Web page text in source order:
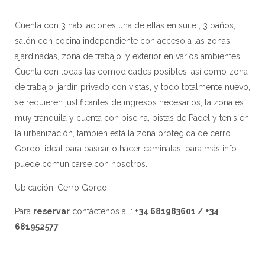
Cuenta con 3 habitaciones una de ellas en suite , 3 baños,
salón con cocina independiente con acceso a las zonas
ajardinadas, zona de trabajo, y exterior en varios ambientes.
Cuenta con todas las comodidades posibles, así como zona
de trabajo, jardín privado con vistas, y todo totalmente nuevo,
se requieren justificantes de ingresos necesarios, la zona es
muy tranquila y cuenta con piscina, pistas de Padel y tenis en
la urbanización, también está la zona protegida de cerro
Gordo, ideal para pasear o hacer caminatas, para más info
puede comunicarse con nosotros.
Ubicación: Cerro Gordo
Para reservarcontáctenos al : +34 681983601 / +34
681952577